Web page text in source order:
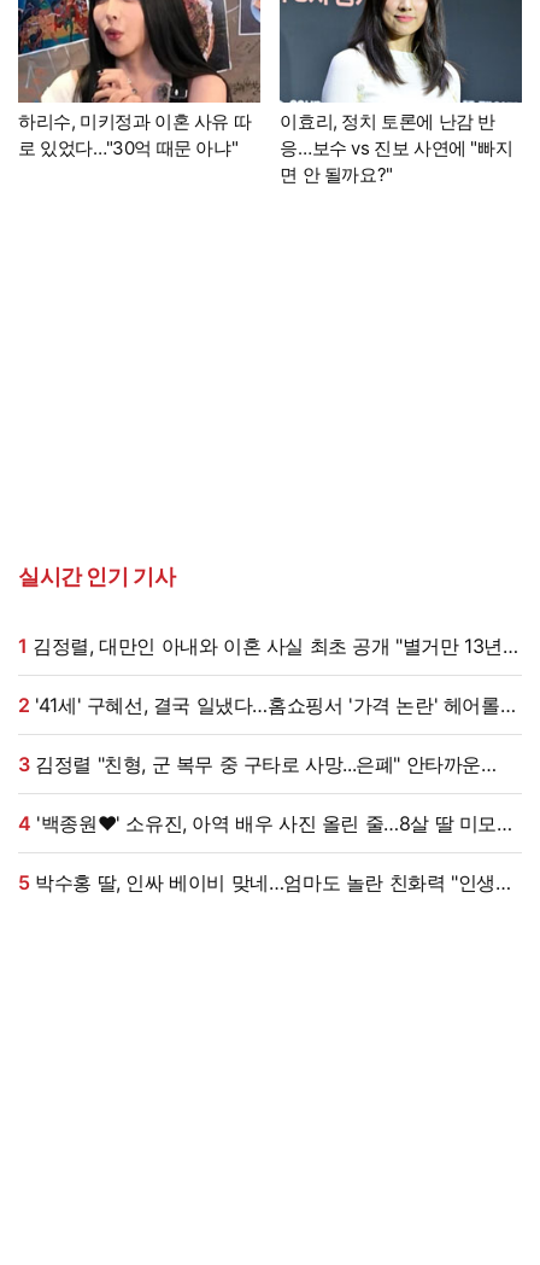
하리수, 미키정과 이혼 사유 따
로 있었다…"30억 때문 아냐"
이효리, 정치 토론에 난감 반
응…보수 vs 진보 사연에 "빠지
면 안 될까요?"
실시간 인기 기사
1
(데이앤나잇)
2
대박, 무려 '3만 장' 돌파 [엑's 이슈]
3김정렬 "친형, 군 복무 중 구타로 사망...은폐" 안타까운
가족사 (데이앤나잇)[전일야화]
4
대박, 연예인 시켜도 되겠어 [★해시태그]
5박수홍 딸, 인싸 베이비 맞네…엄마도 놀란 친화력 "인생